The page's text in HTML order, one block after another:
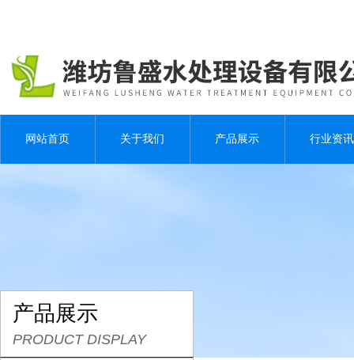
网站首页 关于我们 产品展示 行业资讯
产品展示
PRODUCT DISPLAY